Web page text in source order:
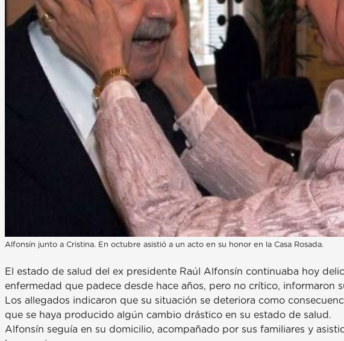
Alfonsín junto a Cristina. En octubre asistió a un acto en su honor en la Casa Rosada.
El estado de salud del ex presidente Raúl Alfonsín continuaba hoy
enfermedad que padece desde hace años, pero no crítico, informaron
Los allegados indicaron que su situación se deteriora como
que se haya producido algún cambio drástico en su estado de salud.
Alfonsín seguía en su domicilio, acompañado por sus familiares y